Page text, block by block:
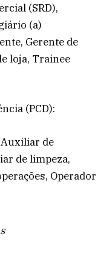
(SRD),
(a)
Gerente de
loja, Trainee
(PCD):
Auxiliar de
de limpeza,
Operador